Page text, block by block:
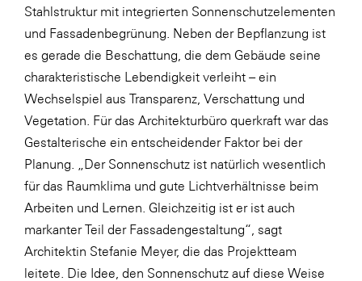
Trend Micro
TAG GmbH
VALETTA
Verband Druck Medien Österreich
Wirtschaftskammer Salzburg
WKS Fachgruppe Fahrzeughandel und
Fahrzeugtechnik
WKS Fachgruppe Finanzdienstleister
WK UBIT
Zühlke
Stahlstruktur mit integrierten Sonnenschutzelementen
und Fassadenbegrünung. Neben der Bepflanzung ist
es gerade die Beschattung, die dem Gebäude seine
charakteristische Lebendigkeit verleiht – ein
Wechselspiel aus Transparenz, Verschattung und
Vegetation. Für das Architekturbüro querkraft war das
Gestalterische ein entscheidender Faktor bei der
Planung. „Der Sonnenschutz ist natürlich wesentlich
für das Raumklima und gute Lichtverhältnisse beim
Arbeiten und Lernen. Gleichzeitig ist er ist auch
markanter Teil der Fassadengestaltung“, sagt
Architektin Stefanie Meyer, die das Projektteam
leitete. Die Idee, den Sonnenschutz auf diese Weise